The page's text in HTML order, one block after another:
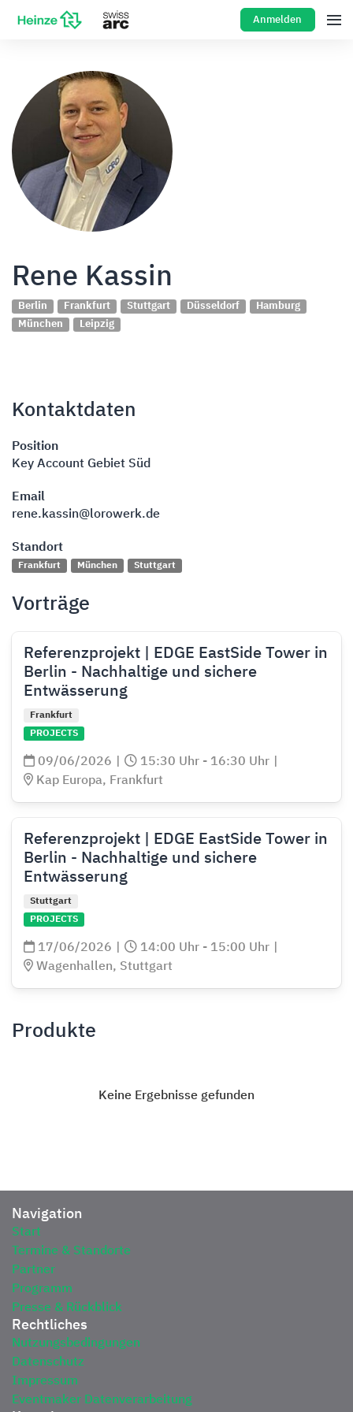
Anmelden
Rene Kassin
Berlin Frankfurt Stuttgart Düsseldorf
Hamburg
München
Leipzig
Kontaktdaten
Position
Key Account Gebiet Süd
Email
rene.kassin@lorowerk.de
Standort
Frankfurt München Stuttgart
Vorträge
Referenzprojekt | EDGE EastSide Tower in
Berlin - Nachhaltige und sichere
Entwässerung
Frankfurt
PROJECTS
09/06/2026 15:30 Uhr - 16:30 Uhr
Kap Europa, Frankfurt
Referenzprojekt | EDGE EastSide Tower in
Berlin - Nachhaltige und sichere
Entwässerung
Stuttgart
PROJECTS
17/06/2026 14:00 Uhr - 15:00 Uhr
Wagenhallen, Stuttgart
Produkte
Keine Ergebnisse gefunden
Navigation
Start
Termine & Standorte
Partner
Programm
Presse & Rückblick
Rechtliches
Nutzungsbedingungen
Datenschutz
Impressum
Eventmaker Datenverarbeitung